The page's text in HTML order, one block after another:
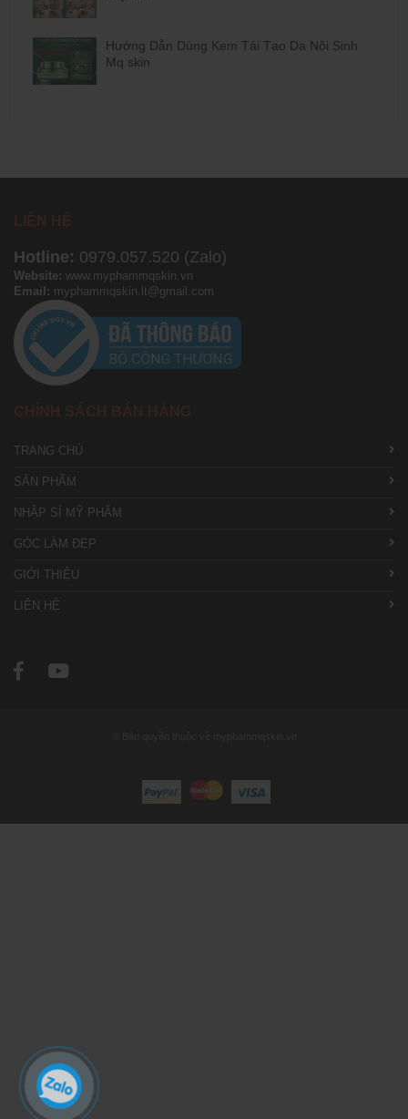
Hướng Dẫn Dùng Kem Tái Tạo Da Nội Sinh
Mq skin
Hotline: 0979.057.520 (Zalo)
Website: www.myphammqskin.vn
Email: myphammqskin.lt@gmail.com
TRANG CHỦ
SẢN PHẨM
NHẬP SỈ MỸ PHẨM
GÓC LÀM ĐẸP
GIỚI THIỆU
LIÊN HỆ